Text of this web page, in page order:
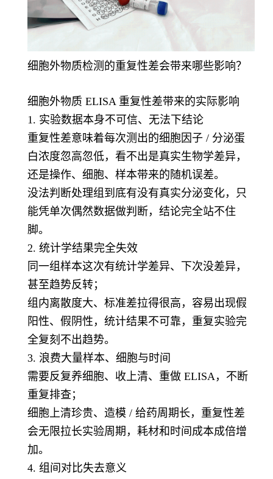
细胞外物质检测的重复性差会带来哪些影响？
细胞外物质 ELISA 重复性差带来的实际影响
1. 实验数据本身不可信、无法下结论
重复性差意味着每次测出的细胞因子 / 分泌蛋
白浓度忽高忽低，看不出是真实生物学差异，
还是操作、细胞、样本带来的随机误差。
没法判断处理组到底有没有真实分泌变化，只
能凭单次偶然数据做判断，结论完全站不住
脚。
2. 统计学结果完全失效
同一组样本这次有统计学差异、下次没差异，
甚至趋势反转；
组内离散度大、标准差拉得很高，容易出现假
阳性、假阴性，统计结果不可靠，重复实验完
全复刻不出趋势。
3. 浪费大量样本、细胞与时间
需要反复养细胞、收上清、重做 ELISA，不断
重复排查；
细胞上清珍贵、造模 / 给药周期长，重复性差
会无限拉长实验周期，耗材和时间成本成倍增
加。
4. 组间对比失去意义